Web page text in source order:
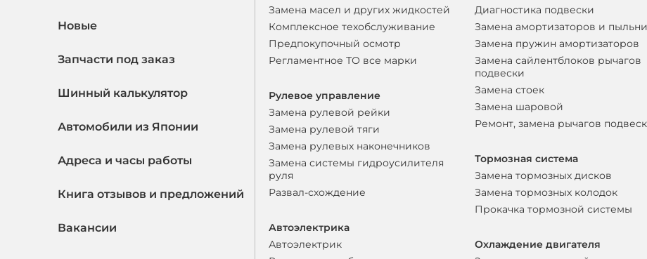
Новые
Запчасти под заказ
Шинный калькулятор
Автомобили из Японии
Адреса и часы работы
Книга отзывов и предложений
Вакансии
Замена масел и других жидкостей
Комплексное техобслуживание
Предпокупочный осмотр
Регламентное ТО все марки
Рулевое управление
Замена рулевой рейки
Замена рулевой тяги
Замена рулевых наконечников
Замена системы гидроусилителя
руля
Развал-схождение
Автоэлектрика
Автоэлектрик
Диагностика подвески
Замена амортизаторов и
Замена пружин амортизаторов
Замена сайлентблоков рычагов
подвески
Замена стоек
Замена шаровой
Ремонт, замена рычагов
Тормозная система
Замена тормозных дисков
Замена тормозных колодок
Прокачка тормозной системы
Охлаждение двигателя